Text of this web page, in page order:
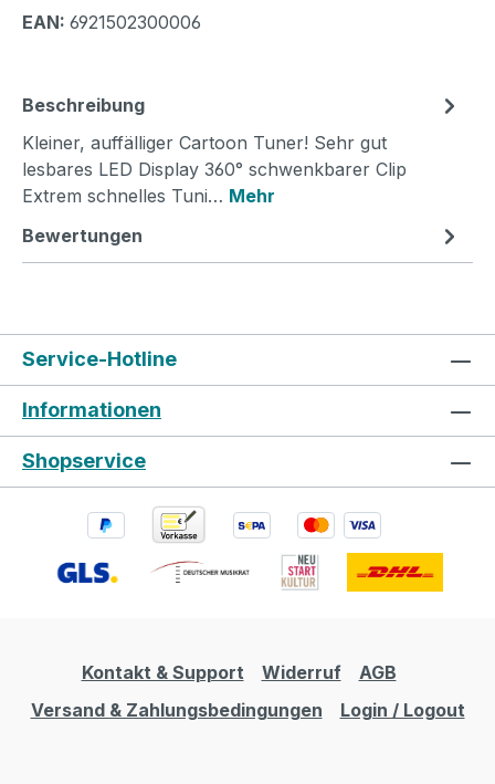
EAN: 6921502300006
Beschreibung
Kleiner, auffälliger Cartoon Tuner! Sehr gut
lesbares LED Display 360° schwenkbarer Clip
Extrem schnelles Tuni… Mehr
Bewertungen
Service-Hotline
Informationen
Shopservice
Kontakt & Support Widerruf
AGB
Versand & Zahlungsbedingungen
Login / Logout